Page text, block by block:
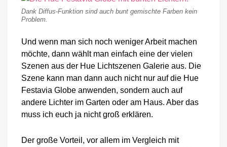
Dank Diffus-Funktion sind auch bunt gemischte Farben kein
Problem.
Und wenn man sich noch weniger Arbeit machen
möchte, dann wählt man einfach eine der vielen
Szenen aus der Hue Lichtszenen Galerie aus. Die
Szene kann man dann auch nicht nur auf die Hue
Festavia Globe anwenden, sondern auch auf
andere Lichter im Garten oder am Haus. Aber das
muss ich euch ja nicht groß erklären.
Der große Vorteil, vor allem im Vergleich mit